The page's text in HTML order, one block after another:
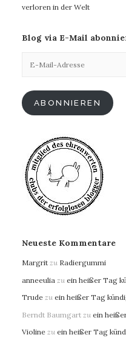
verloren in der Welt
Blog via E-Mail
Mail-
ABONNIEREN
Neueste Kommentare
Margrit zu Radiergummi
anneeulia zu ein heißer Tag
Trude zu ein heißer Tag
Berndt Baumgart zu ein
Violine zu ein heißer Tag